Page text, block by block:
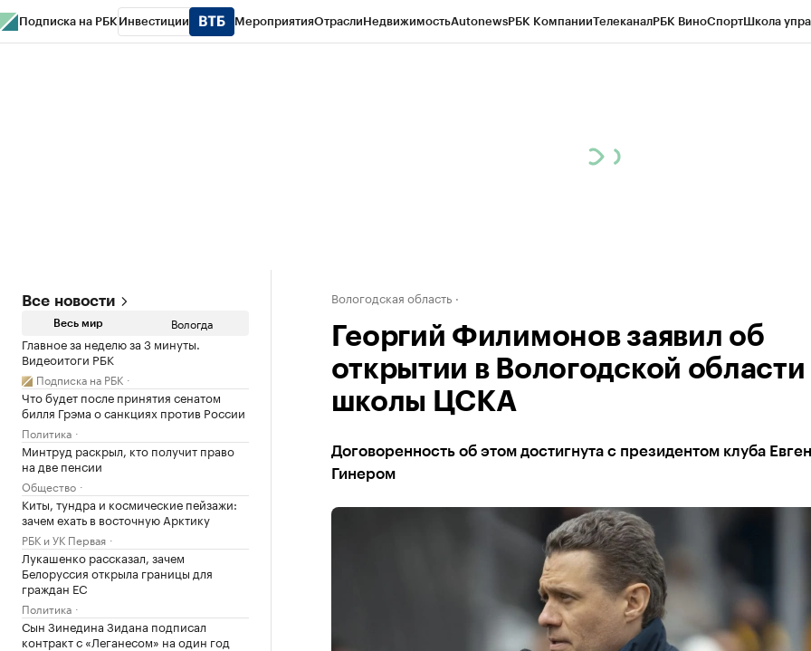
Подписка на РБК Инвестиции МероприятияОтраслиНедвижимостьAutonewsРБК КомпанииТелеканалРБК ВиноСпортШкола
Все новости
Весь мир Вологда
Главное за неделю за 3 минуты.
Видеоитоги РБК
Подписка на РБК
Что будет после принятия сенатом
билля Грэма о санкциях против России
Политика
Минтруд раскрыл, кто получит право
на две пенсии
Общество
Киты, тундра и космические пейзажи:
зачем ехать в восточную Арктику
РБК и УК Первая
Лукашенко рассказал, зачем
Белоруссия открыла границы для
граждан ЕС
Политика
Сын Зинедина Зидана подписал
контракт с «Леганесом» на один год
Вологодская область
Георгий Филимонов заявил об
открытии в Вологодской области
школы ЦСКА
Договоренность об этом достигнута с президентом клуба
Гинером